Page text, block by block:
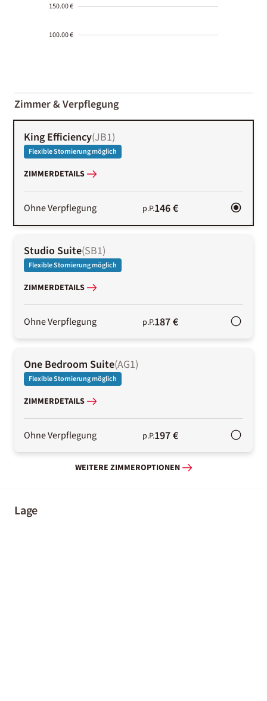
150.00 €
100.00 €
01-02
Zimmer & Verpflegung
King Efficiency(JB1)
Flexible Stornierung möglich
ZIMMERDETAILS
Ohne Verpflegung p.P.146 €
Studio Suite(SB1)
Flexible Stornierung möglich
ZIMMERDETAILS
Ohne Verpflegung p.P.187 €
One Bedroom Suite(AG1)
Flexible Stornierung möglich
ZIMMERDETAILS
Ohne Verpflegung p.P.197 €
WEITERE ZIMMEROPTIONEN
Lage